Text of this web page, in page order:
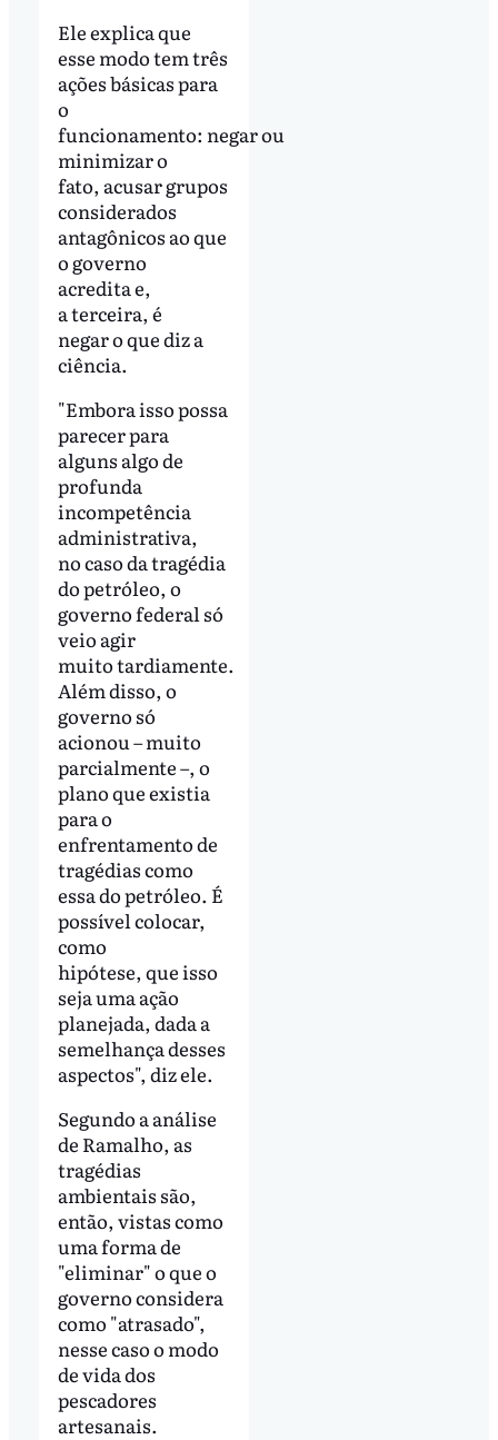
Ele explica que
esse modo tem três
ações básicas para
o
funcionamento: negar ou
minimizar o
fato, acusar grupos
considerados
antagônicos ao que
o governo
acredita e,
a terceira, é
negar o que diz a
ciência.
"Embora isso possa
parecer para
alguns algo de
profunda
incompetência
administrativa,
no caso da tragédia
do petróleo, o
governo federal só
veio agir
muito tardiamente.
Além disso, o
governo só
acionou – muito
parcialmente –, o
plano que existia
para o
enfrentamento de
tragédias como
essa do petróleo. É
possível colocar,
como
hipótese, que isso
seja uma ação
planejada, dada a
semelhança desses
aspectos", diz ele.
Segundo a análise
de Ramalho, as
tragédias
ambientais são,
então, vistas como
uma forma de
"eliminar" o que o
governo considera
como "atrasado",
nesse caso o modo
de vida dos
pescadores
artesanais.